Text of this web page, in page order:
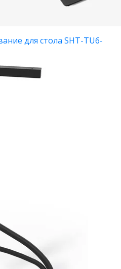
для стола SHT-TU6-